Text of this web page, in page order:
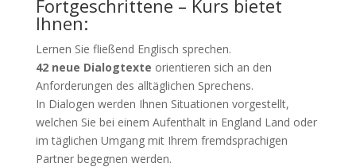
Fortgeschrittene – Kurs bietet
Ihnen:
Lernen Sie fließend Englisch sprechen.
42 neue Dialogtexte orientieren sich an den
Anforderungen des alltäglichen Sprechens.
In Dialogen werden Ihnen Situationen vorgestellt,
welchen Sie bei einem Aufenthalt in England Land oder
im täglichen Umgang mit Ihrem fremdsprachigen
Partner begegnen werden.